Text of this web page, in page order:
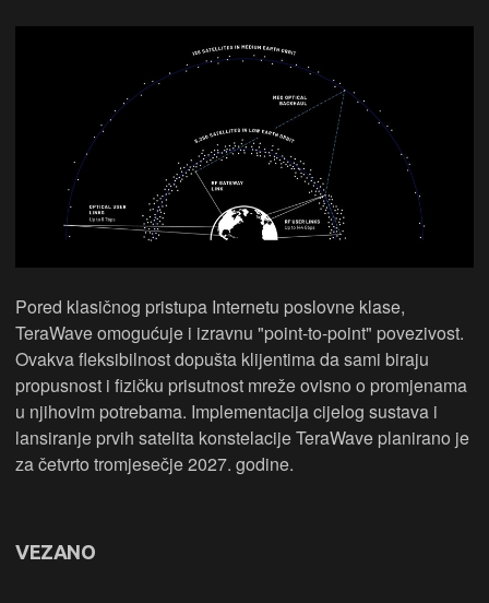
Pored klasičnog pristupa Internetu poslovne klase,
TeraWave omogućuje i izravnu "point-to-point" povezivost.
Ovakva fleksibilnost dopušta klijentima da sami biraju
propusnost i fizičku prisutnost mreže ovisno o promjenama
u njihovim potrebama. Implementacija cijelog sustava i
lansiranje prvih satelita konstelacije TeraWave planirano je
za četvrto tromjesečje 2027. godine.
VEZANO